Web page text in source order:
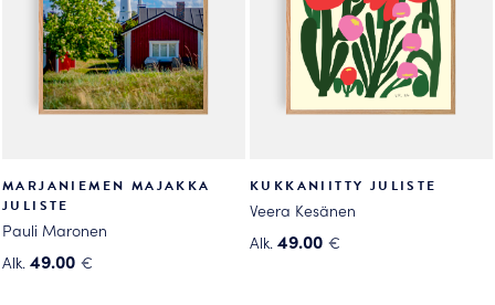
MARJANIEMEN MAJAKKA
JULISTE
Pauli Maronen
Alk. 49.00 €
KUKKANIITTY JULISTE
Veera Kesänen
Alk. 49.00 €